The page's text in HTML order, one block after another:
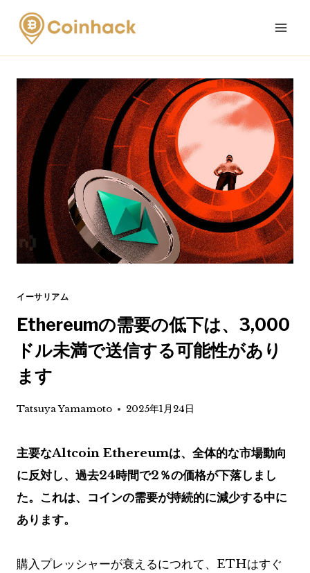
Skip
content
イーサリアム
Ethereumの需要の低下は、3,000
ドル未満で送信する可能性があり
ます
Tatsuya Yamamoto 2025年1月24日
主要なAltcoin Ethereumは、全体的な市場動向
に反対し、過去24時間で2％の価格が下落しまし
た。これは、コインの需要が持続的に減少する中に
あります。
購入プレッシャーが衰えるにつれて、ETHはすぐ